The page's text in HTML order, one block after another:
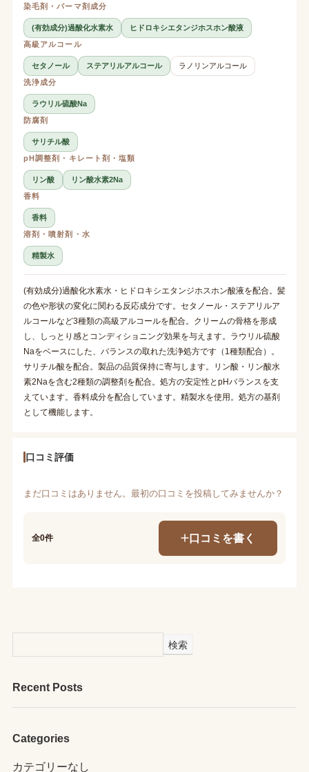
染毛剤・パーマ剤成分
(有効成分)過酸化水素水
ヒドロキシエタンジホスホン酸液
高級アルコール
セタノール ステアリルアルコール
ラノリンアルコール
洗浄成分
ラウリル硫酸Na
防腐剤
サリチル酸
pH調整剤・キレート剤・塩類
リン酸
リン酸水素2Na
香料
香料
溶剤・噴射剤・水
精製水
(有効成分)過酸化水素水・ヒドロキシエタンジホスホン酸液を配合。髪
の色や形状の変化に関わる反応成分です。セタノール・ステアリルア
ルコールなど3種類の高級アルコールを配合。クリームの骨格を形成
し、しっとり感とコンディショニング効果を与えます。ラウリル硫酸
Naをベースにした、バランスの取れた洗浄処方です（1種類配合）。
サリチル酸を配合。製品の品質保持に寄与します。リン酸・リン酸水
素2Naを含む2種類の調整剤を配合。処方の安定性とpHバランスを支
えています。香料成分を配合しています。精製水を使用。処方の基剤
として機能します。
口コミ評価
まだ口コミはありません。最初の口コミを投稿してみませんか？
全0件 口コミを書く
検索
Recent Posts
Categories
カテゴリーなし